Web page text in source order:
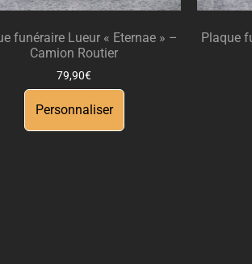
funéraire Lueur « Eternae » –
Camion Routier
79,90€
Personnaliser
Plaque